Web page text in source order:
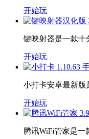
开始玩
键映射器是一款十
开始玩
小打卡安卓最新版
开始玩
腾讯WiFi管家是